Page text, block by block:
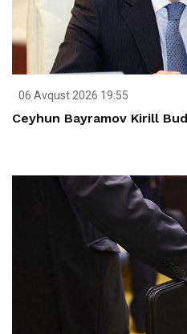
06 Avqust 2026 19:55
Ceyhun Bayramov Kirill